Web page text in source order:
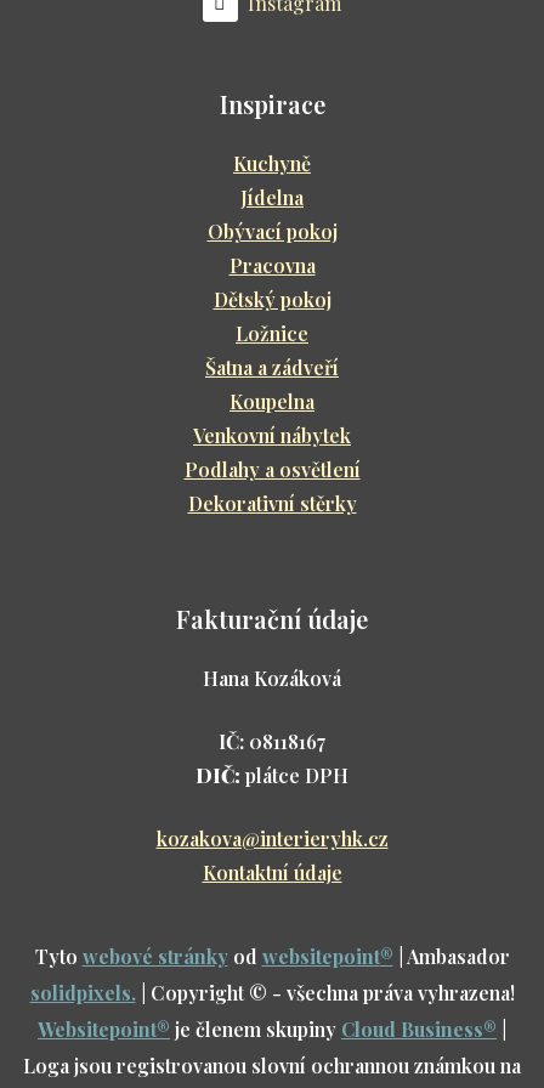
Inspirace
Kuchyně
Jídelna
Obývací pokoj
Pracovna
Dětský pokoj
Ložnice
Šatna a zádveří
Koupelna
Venkovní nábytek
Podlahy a osvětlení
Dekorativní stěrky
Fakturační údaje
Hana Kozáková
IČ: 08118167
DIČ: plátce DPH
kozakova@interieryhk.cz
Kontaktní údaje
Tyto webové stránkyod websitepoint® | Ambasador
solidpixels.| Copyright © - všechna práva vyhrazena!
Websitepoint® je členem skupiny Cloud Business®
Loga jsou registrovanou slovní ochrannou známkou na